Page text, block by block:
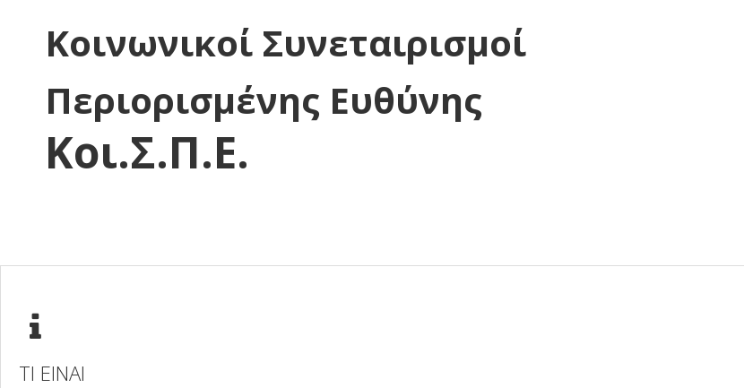
Κοινωνικοί Συνεταιρισμοί
Περιορισμένης Ευθύνης
Κοι.Σ.Π.Ε.
ΤΙ ΕΙΝΑΙ